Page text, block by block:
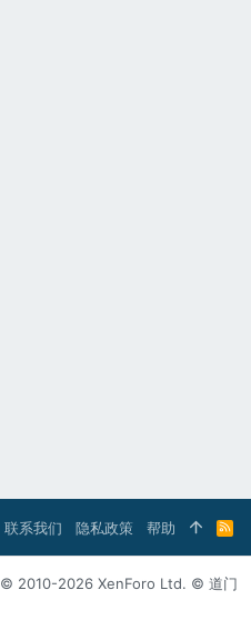
联系我们 隐私政策 帮助
R
S
S
© 2010-2026 XenForo Ltd. © 道门